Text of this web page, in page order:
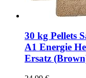
30 kg Pellets
A1 Energie
Ersatz